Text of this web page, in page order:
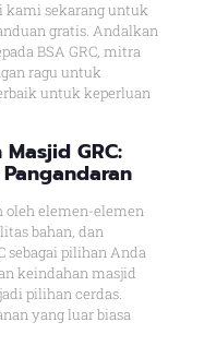
kami sekarang untuk
gratis. Andalkan
BSA GRC, mitra
ragu untuk
untuk keperluan
GRC:
oleh elemen-elemen
bahan, dan
sebagai pilihan Anda
keindahan masjid
pilihan cerdas.
yang luar biasa